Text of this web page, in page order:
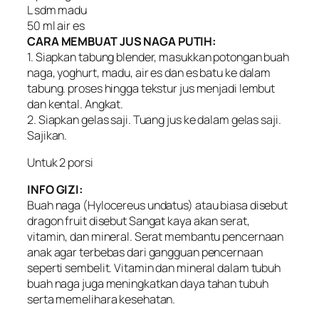
L sdm madu
50 ml air es
CARA MEMBUAT JUS NAGA PUTIH:
1. Siapkan tabung blender, masukkan potongan buah
naga, yoghurt, madu, air es dan es batu ke dalam
tabung. proses hingga tekstur jus menjadi lembut
dan kental. Angkat.
2. Siapkan gelas saji. Tuang jus ke dalam gelas saji.
Sajikan.
Untuk 2 porsi
INFO GIZI:
Buah naga (Hylocereus undatus) atau biasa disebut
dragon fruit disebut Sangat kaya akan serat,
vitamin, dan mineral. Serat membantu pencernaan
anak agar terbebas dari gangguan pencernaan
seperti sembelit. Vitamin dan mineral dalam tubuh
buah naga juga meningkatkan daya tahan tubuh
serta memelihara kesehatan.